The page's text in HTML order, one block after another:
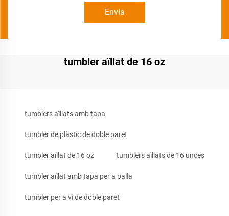
Envia
tumbler aïllat de 16 oz
tumblers aïllats amb tapa
tumbler de plàstic de doble paret
tumbler aïllat de 16 oz tumblers aïllats de 16 unces
tumbler aïllat amb tapa per a palla
tumbler per a vi de doble paret